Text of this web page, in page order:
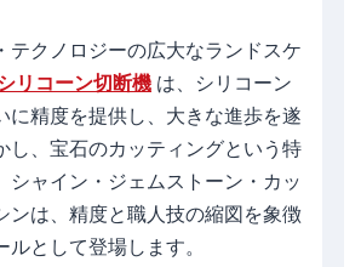
テクノロジーの広大なランドスケ
リコーン切断機 は、シリコーン
に精度を提供し、大きな進歩を遂
し、宝石のカッティングという特
シャイン・ジェムストーン・カッ
ンは、精度と職人技の縮図を象徴
ルとして登場します。